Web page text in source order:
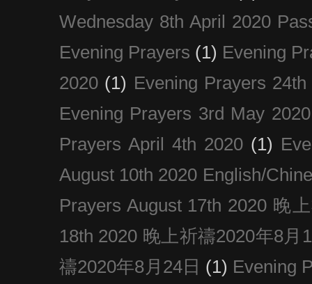
Wednesday 8th April 2020
Evening Prayers (1) Evening
2020 (1) Evening Prayers
Evening Prayers 3rd May 2020
Prayers April 4th 2020 (1)
August 10th 2020 English/
Prayers August 17th 2020 晚
18th 2020 晚上祈禱2020年8月
禱2020年8月24日 (1) Evening